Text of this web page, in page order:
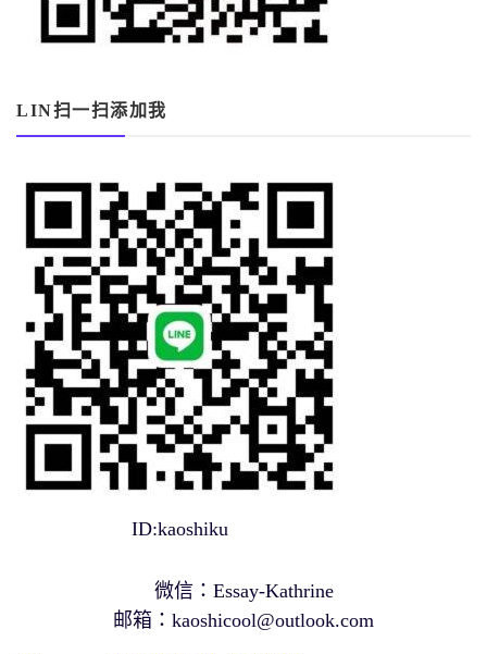
LIN扫一扫添加我
ID:kaoshiku
微信：Essay-Kathrine
邮箱： kaoshicool@outlook.com